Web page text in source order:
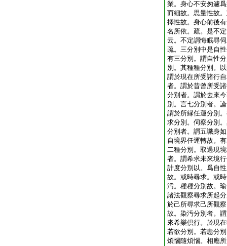
業。身心不安匆遽
而細故。思量性故
擇性故。身心前後
名所依。疏。是不
云。不定謂悔眠尋
疏。三分別中是自
有三分別。謂自性
別。其種種分別。
謂於現在所受諸行
者。謂於昔曾所受
分別者。謂於去來
別。言七分別者。
謂於所縁任運分別
求分別。伺察分別
分別者。謂五識身
自境界任運轉故。
二種分別。取過現
者。謂希求未來境
計度分別以。爲自
故。或時尋求。或
汚。種種分別故。
諸法觀察尋求所起
於己所尋求己所觀
故。染汚分別者。
來希樂倶行。於現
若欲分別。若恚分
煩惱隨煩惱。相應